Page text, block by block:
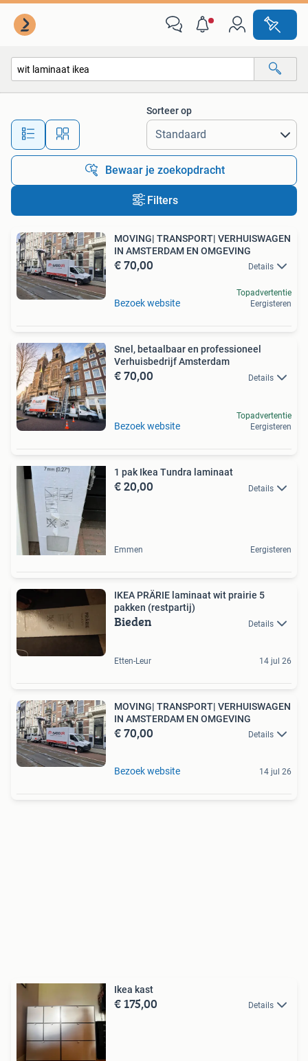
Alle afstanden…
Sorteer op
Bewaar je zoekopdracht
Filters
MOVING| TRANSPORT| VERHUISWAGEN
IN AMSTERDAM EN OMGEVING
€ 70,00 Details
Bezoek website
Topadvertentie
Eergisteren
Snel, betaalbaar en professioneel
Verhuisbedrijf Amsterdam
€ 70,00 Details
Bezoek website
Topadvertentie
Eergisteren
1 pak Ikea Tundra laminaat
€ 20,00 Details
Emmen Eergisteren
IKEA PRÄRIE laminaat wit prairie 5
pakken (restpartij)
Bieden Details
Etten-Leur 14 jul 26
MOVING| TRANSPORT| VERHUISWAGEN
IN AMSTERDAM EN OMGEVING
€ 70,00 Details
Bezoek website 14 jul 26
Ikea kast
€ 175,00 Details